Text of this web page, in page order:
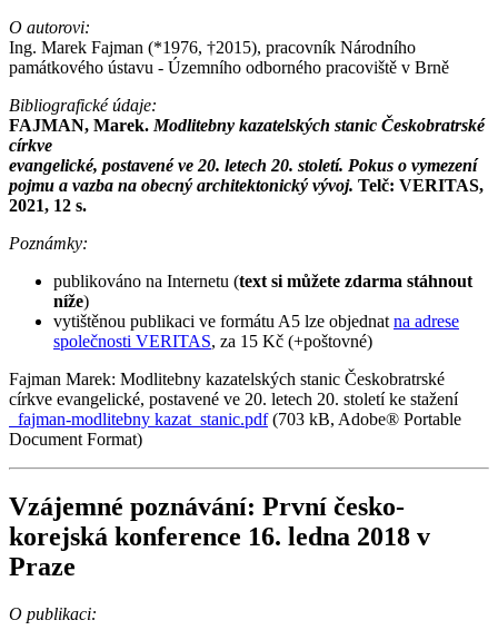
O autorovi:
Ing. Marek Fajman (*1976, †2015), pracovník Národního
památkového ústavu - Územního odborného pracoviště v Brně
Bibliografické údaje:
FAJMAN, Marek. Modlitebny kazatelských stanic Českobratrské
církve
evangelické, postavené ve 20. letech 20. století. Pokus o vymezení
pojmu a vazba na obecný architektonický vývoj. Telč: VERITAS,
2021, 12 s.
Poznámky:
publikováno na Internetu (text si můžete zdarma stáhnout
níže)
vytištěnou publikaci ve formátu A5 lze objednat na adrese
společnosti VERITAS, za 15 Kč (+poštovné)
Fajman Marek: Modlitebny kazatelských stanic Českobratrské
církve evangelické, postavené ve 20. letech 20. století ke stažení
fajman-modlitebny kazat_stanic.pdf(703 kB, Adobe® Portable
Document Format)
Vzájemné poznávání: První česko-
korejská konference 16. ledna 2018 v
Praze
O publikaci: